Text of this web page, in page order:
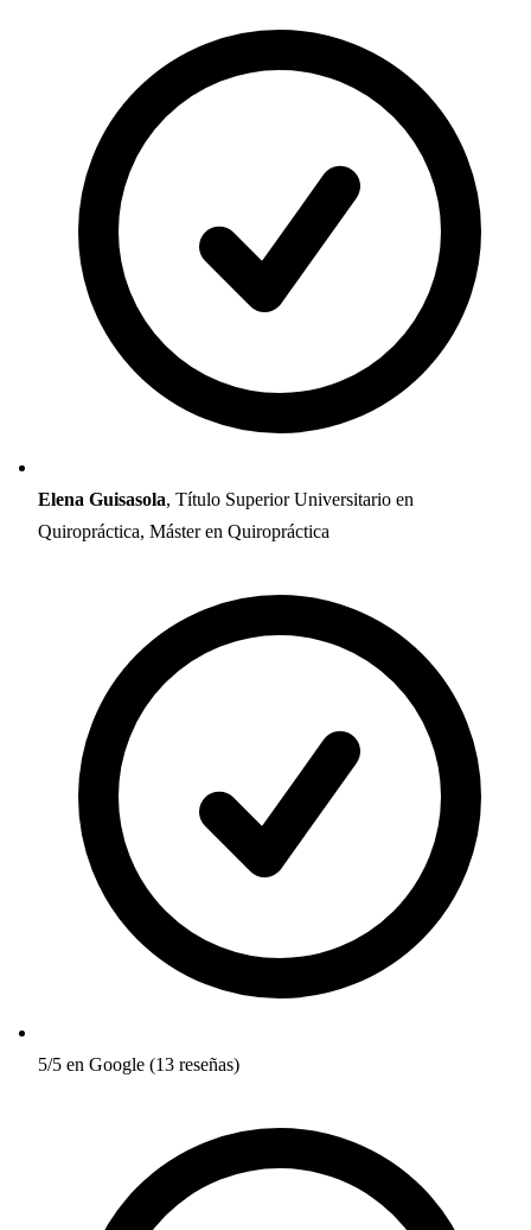
Elena Guisasola, Título Superior Universitario en
Quiropráctica, Máster en Quiropráctica
5/5 en Google (13 reseñas)